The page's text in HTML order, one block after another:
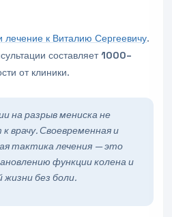
лечение к Виталию Сергеевичу.
составляет1000–
от клиники.
на разрыв мениска не
врачу. Своевременная и
тактика лечения — это
функции колена и
без боли.